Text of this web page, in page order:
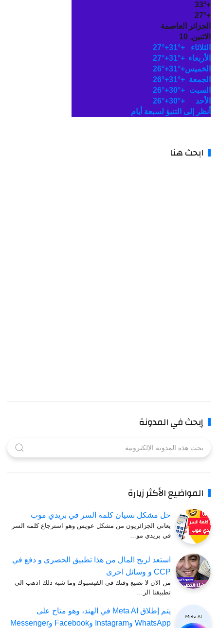
+
33°
+
27°
الجزائر العاصمة
الاثنين, 10
الثلاثاء
+
31°
+
27°
الأربعاء +
31°
+
27°
الخميس+
31°
+
26°
الجمعة +
31°
+
26°
السبت +
30°
+
26°
الأحد
+
30°
+
26°
أنظر إلى التنبؤ لسبعة أيام
ابحث هنا
إبحث في المدونة
المواضيع الأكثر زيارة
حل ‏مشكل ‏نسيان ‏كلمة ‏السر ‏في ‏بريدي ‏موب
يعاني الجزائريون من مشكل عويس وهو استرجاع كلمه السر
في بريدي مو…
استعد لربح المال من هذا تطبيق الحصري و دفع في
CCP و وسائل اخرى
من الان لا تضيع وقتك في الفيسبوك وما شبه ذلك اذهب الى
تطبيقنا الر…
يتم إطلاق Meta AI في الهند، وهو متاح على
WhatsApp وInstagram وFacebook وMessenger